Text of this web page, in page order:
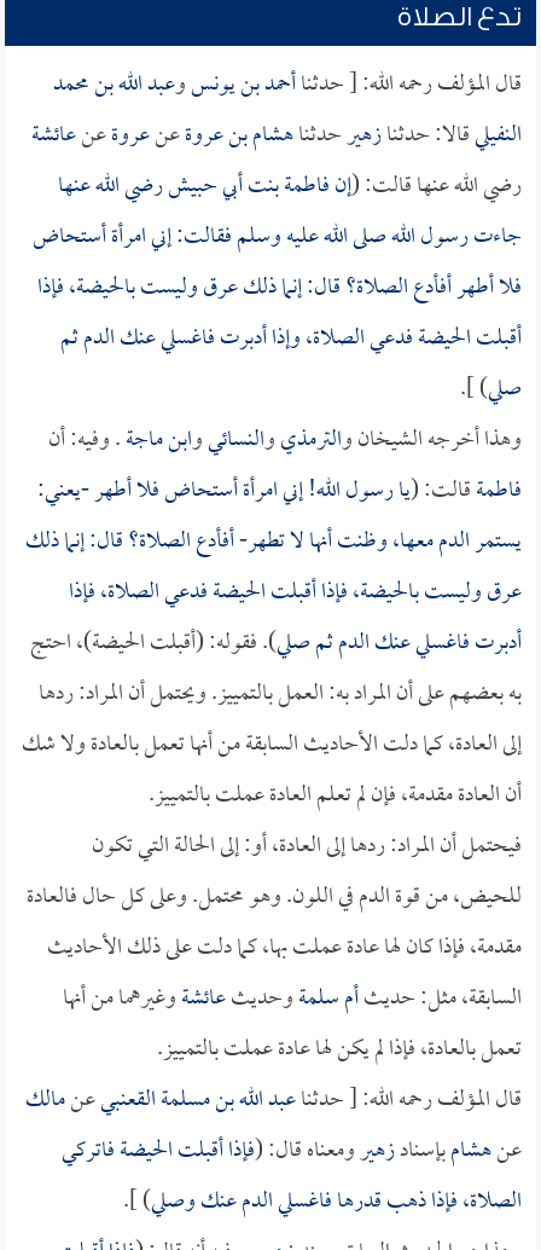
تدع الصلاة
قال المؤلف رحمه الله: [ حدثناأحمد بن يونسوعبد الله بن محمد
النفيليقالا: حدثنازهيرحدثناهشام بن عروةعنعروةعنعائشة
رضي الله عنها قالت: (إنفاطمة بنت أبي حبيشرضي الله عنها
جاءت رسول الله صلى الله عليه وسلم فقالت: إني امرأة أستحاض
فلا أطهر أفأدع الصلاة؟ قال: إنما ذلك عرق وليست بالحيضة، فإذا
أقبلت الحيضة فدعي الصلاة، وإذا أدبرت فاغسلي عنك الدم ثم
صلي) ].
وهذا أخرجه الشيخان والترمذيوالنسائيوابن ماجة. وفيه: أن
فاطمةقالت: (يا رسول الله! إني امرأة أستحاض فلا أطهر -يعني:
يستمر الدم معها، وظنت أنها لا تطهر- أفأدع الصلاة؟ قال: إنما ذلك
عرق وليست بالحيضة، فإذا أقبلت الحيضة فدعي الصلاة، فإذا
أدبرت فاغسلي عنك الدم ثم صلي). فقوله: (أقبلت الحيضة)، احتج
به بعضهم على أن المراد به: العمل بالتمييز. ويحتمل أن المراد: ردها
إلى العادة، كما دلت الأحاديث السابقة من أنها تعمل بالعادة ولا شك
أن العادة مقدمة، فإن لم تعلم العادة عملت بالتمييز.
فيحتمل أن المراد: ردها إلى العادة، أو: إلى الحالة التي تكون
للحيض، من قوة الدم في اللون. وهو محتمل. وعلى كل حال فالعادة
مقدمة، فإذا كان لها عادة عملت بها، كما دلت على ذلك الأحاديث
السابقة، مثل: حديثأم سلمةوحديثعائشةوغيرهما من أنها
تعمل بالعادة، فإذا لم يكن لها عادة عملت بالتمييز.
قال المؤلف رحمه الله: [ حدثناعبد الله بن مسلمة القعنبيعنمالك
عنهشامبإسنادزهيرومعناه قال: (فإذا أقبلت الحيضة فاتركي
الصلاة، فإذا ذهب قدرها فاغسلي الدم عنك وصلي) ].